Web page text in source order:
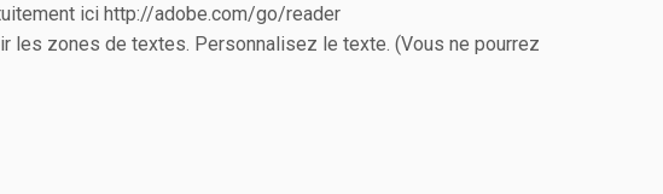
ici http://adobe.com/go/reader
les zones de textes. Personnalisez le texte. (Vous ne pourrez